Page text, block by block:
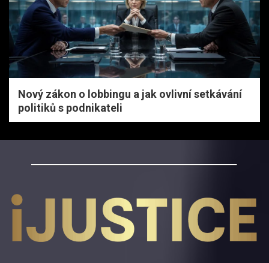
Nový zákon o lobbingu a jak ovlivní setkávání
politiků s podnikateli